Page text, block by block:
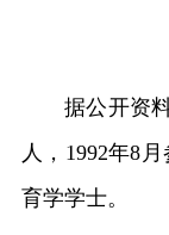
据公开资
人，1992年8
育学学士。